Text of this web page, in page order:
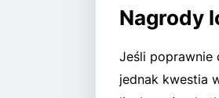
Nagrody
Jeśli poprawnie
jednak kwestia